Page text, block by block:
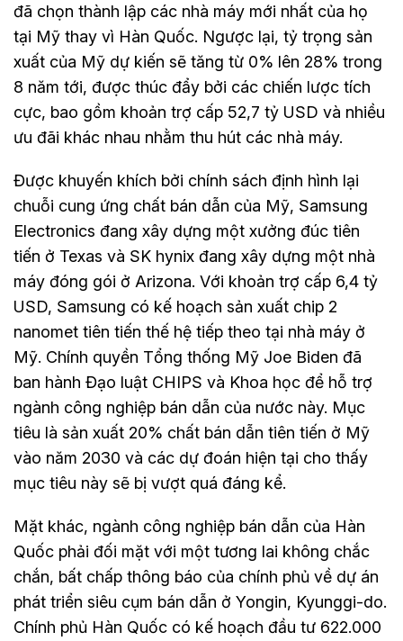
đã chọn thành lập các nhà máy mới nhất của họ
tại Mỹ thay vì Hàn Quốc. Ngược lại, tỷ trọng sản
xuất của Mỹ dự kiến sẽ tăng từ 0% lên 28% trong
8 năm tới, được thúc đẩy bởi các chiến lược tích
cực, bao gồm khoản trợ cấp 52,7 tỷ USD và nhiều
ưu đãi khác nhau nhằm thu hút các nhà máy.
Được khuyến khích bởi chính sách định hình lại
chuỗi cung ứng chất bán dẫn của Mỹ, Samsung
Electronics đang xây dựng một xưởng đúc tiên
tiến ở Texas và SK hynix đang xây dựng một nhà
máy đóng gói ở Arizona. Với khoản trợ cấp 6,4 tỷ
USD, Samsung có kế hoạch sản xuất chip 2
nanomet tiên tiến thế hệ tiếp theo tại nhà máy ở
Mỹ. Chính quyền Tổng thống Mỹ Joe Biden đã
ban hành Đạo luật CHIPS và Khoa học để hỗ trợ
ngành công nghiệp bán dẫn của nước này. Mục
tiêu là sản xuất 20% chất bán dẫn tiên tiến ở Mỹ
vào năm 2030 và các dự đoán hiện tại cho thấy
mục tiêu này sẽ bị vượt quá đáng kể.
Mặt khác, ngành công nghiệp bán dẫn của Hàn
Quốc phải đối mặt với một tương lai không chắc
chắn, bất chấp thông báo của chính phủ về dự án
phát triển siêu cụm bán dẫn ở Yongin, Kyunggi-do.
Chính phủ Hàn Quốc có kế hoạch đầu tư 622.000